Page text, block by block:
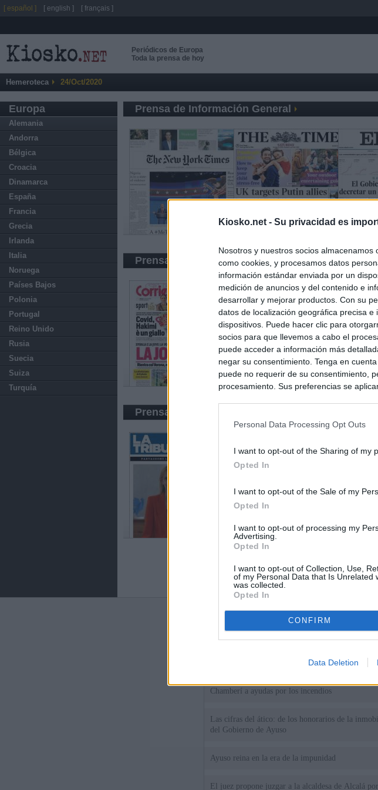
Kiosko.net - Su privacidad es
Nosotros y nuestros socios
como cookies, y procesamos datos
información estándar enviada por un
medición de anuncios y del contenido e
desarrollar y mejorar productos. Con su
datos de localización geográfica precisa
dispositivos. Puede hacer clic para
socios para que llevemos a cabo el
puede acceder a información más
negar su consentimiento. Tenga en
puede no requerir de su consentimiento,
procesamiento. Sus preferencias se
Personal Data Processing Opt Outs
I want to opt-out of the Sharing of my
Opted In
I want to opt-out of the Sale of my
Opted In
I want to opt-out of processing my
Advertising.
Opted In
I want to opt-out of Collection, Use,
of my Personal Data that Is Unrelated
was collected.
Opted In
CONFIRM
Data Deletion
Periódicos de Europa
Toda la prensa de hoy
Hemeroteca 24/Oct/2020
Europa
Alemania
Andorra
Bélgica
Croacia
Dinamarca
España
Francia
Grecia
Irlanda
Italia
Noruega
Países Bajos
Polonia
Portugal
Reino Unido
Rusia
Suecia
Suiza
Turquía
Prensa de Información General
Prensa Deportiva
Prensa Económica
El consejero al que Ayuso señaló por la compra
Chamberí a ayudas por los incendios
Las cifras del ático: de los honorarios de la
del Gobierno de Ayuso
Ayuso reina en la era de la impunidad
El juez propone juzgar a la alcaldesa de Alcalá
[ español ] [ english ] [ français ]